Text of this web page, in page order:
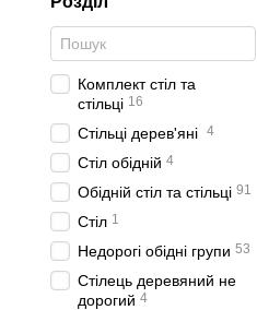
Комплект стіл та
стільці 16
Стільці дерев'яні 4
Стіл обідній 4
Обідній стіл та стільці 91
Стіл 1
Недорогі обідні групи 53
Стілець деревяний не
дорогий 4